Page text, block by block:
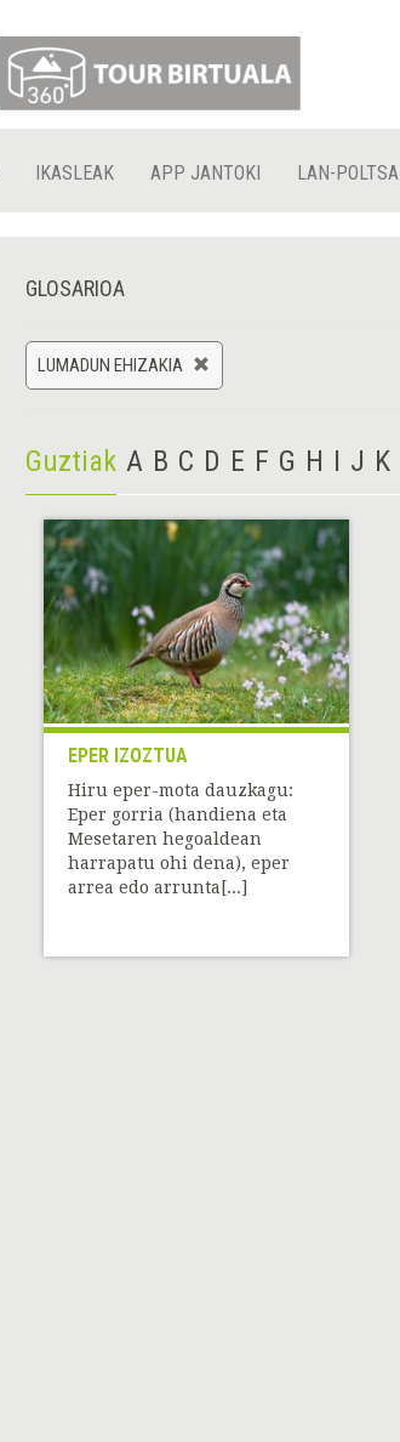
IKASLEAK APP JANTOKI LAN-POLTSA
GLOSARIOA
LUMADUN EHIZAKIA
Guztiak A B C D E F G H I J K
EPER IZOZTUA
Hiru eper-mota dauzkagu:
Eper gorria (handiena eta
Mesetaren hegoaldean
harrapatu ohi dena), eper
arrea edo arrunta[...]